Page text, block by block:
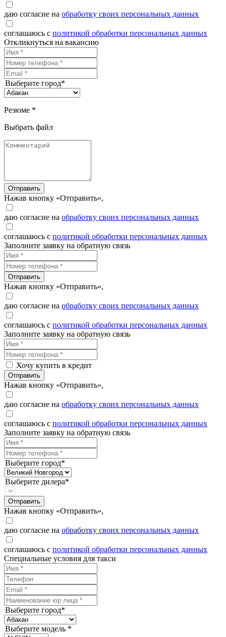
даю согласие на обработку своих персональных данных
соглашаюсь с политикой обработки персональных данных
Откликнуться на вакансию
Выберите город*
Резюме *
Выбрать файл
Отправить
Нажав кнопку «Отправить»,
даю согласие на обработку своих персональных данных
соглашаюсь с политикой обработки персональных данных
Заполните заявку на обратную связь
Отправить
Нажав кнопку «Отправить»,
даю согласие на обработку своих персональных данных
соглашаюсь с политикой обработки персональных данных
Заполните заявку на обратную связь
Хочу купить в кредит
Отправить
Нажав кнопку «Отправить»,
даю согласие на обработку своих персональных данных
соглашаюсь с политикой обработки персональных данных
Заполните заявку на обратную связь
Выберите город*
Выберите дилера*
Отправить
Нажав кнопку «Отправить»,
даю согласие на обработку своих персональных данных
соглашаюсь с политикой обработки персональных данных
Специальные условия для такси
Выберите город*
Выберите модель *